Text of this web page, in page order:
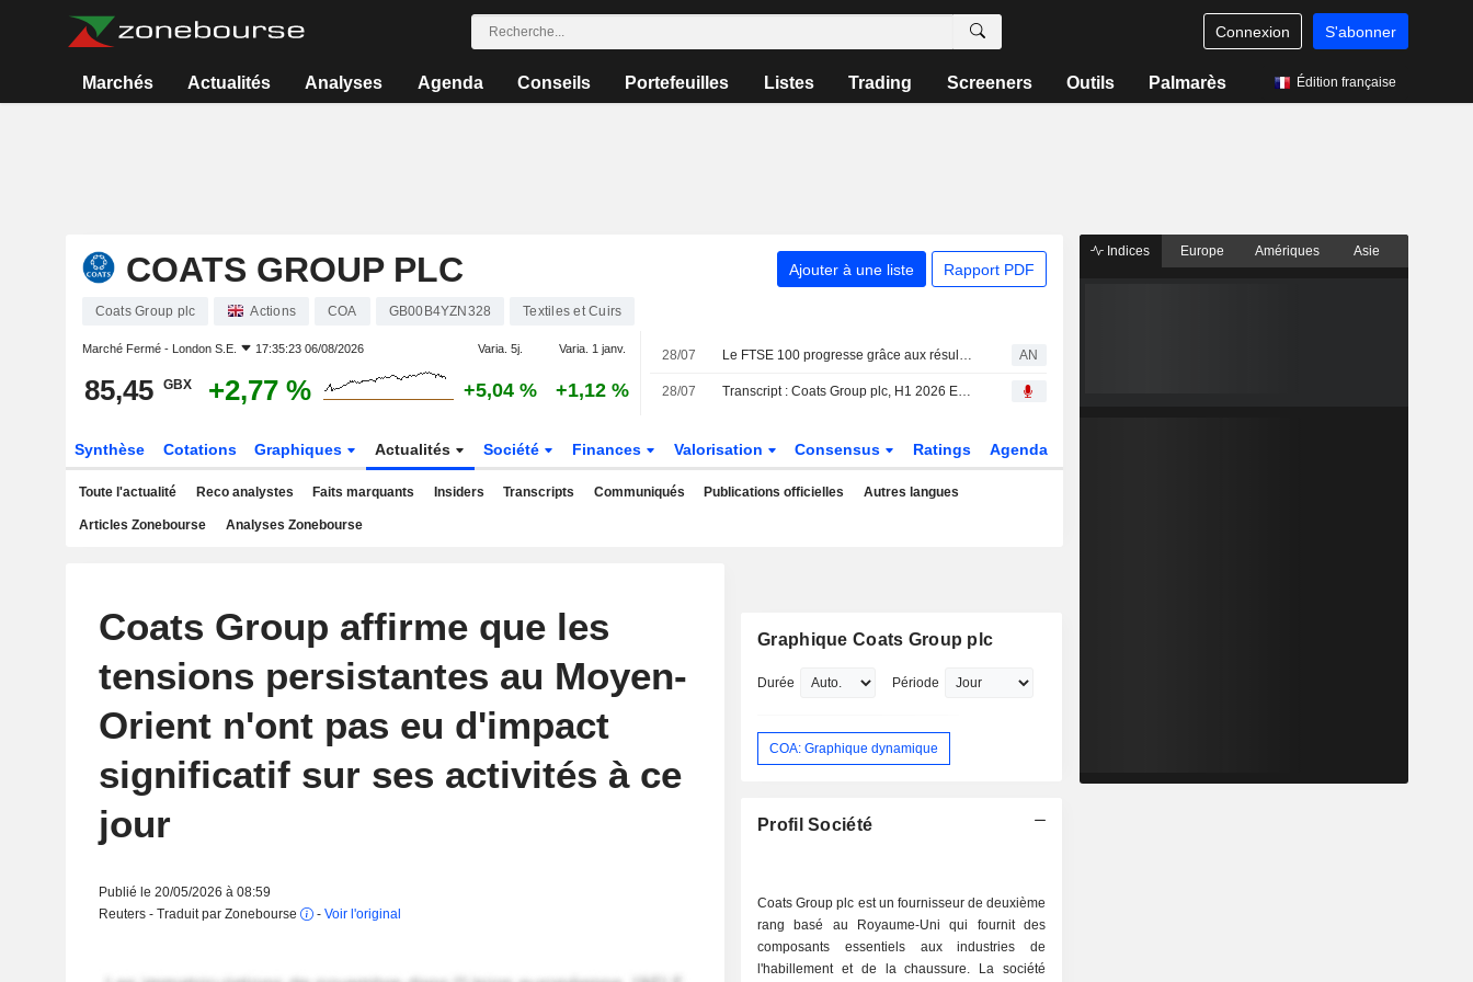
Connexion S'abonner
Marchés Actualités Analyses Agenda Conseils Portefeuilles Listes Trading Screeners Outils Palmarès Édition française
COATS GROUP PLC Ajouter à une liste Rapport PDF
Coats Group plc Actions COA GB00B4YZN328 Textiles et Cuirs
Marché Fermé - London S.E. 17:35:23 06/08/2026 Varia. 5j. Varia. 1 janv.
85,45 GBX +2,77 % +5,04 % +1,12 %
28/07 Le FTSE 100 progresse grâce aux résultats d'entreprises et au repli du pétrole AN
28/07 Transcript : Coats Group plc, H1 2026 Earnings Call, Jul 28, 2026
Synthèse Cotations Graphiques Actualités Société Finances Valorisation Consensus Ratings Agenda
Toute l'actualité Reco analystes Faits marquants Insiders Transcripts Communiqués Publications officielles Autres langues
Articles Zonebourse Analyses Zonebourse
Coats Group affirme que les
tensions persistantes au Moyen-
Orient n'ont pas eu d'impact
significatif sur ses activités à ce
jour
Publié le 20/05/2026 à 08:59
Reuters - Traduit par Zonebourse
- Voir l'original
Graphique Coats Group plc
Durée Période
COA: Graphique dynamique
Profil Société
Coats Group plc est un fournisseur de deuxième
rang basé au Royaume-Uni qui fournit des
composants essentiels aux industries de
l'habillement et de la chaussure. La société
Indices Europe Amériques Asie